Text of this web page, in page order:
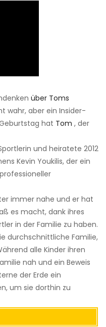
über Toms
wahr, aber ein Insider-
hat Tom , der
und heiratete 2012
Kevin Youkilis, der ein
immer nahe und er hat
es macht, dank ihres
in der Familie zu haben.
durchschnittliche Familie,
alle Kinder ihren
nah und ein Beweis
der Erde ein
um sie dorthin zu